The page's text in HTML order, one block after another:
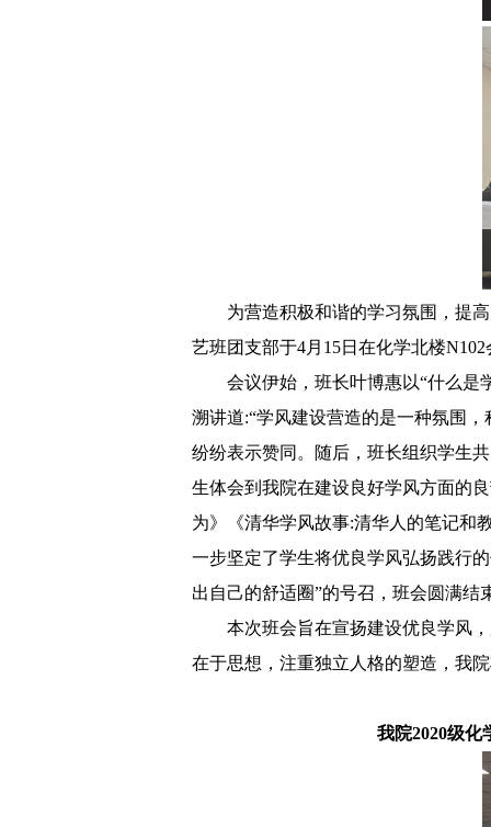
为营造积极和谐的学习氛围，提
艺班团支部于4月15日在化学北楼
会议伊始，班长叶博惠以“什么是
溯讲道:“学风建设营造的是一种氛围
纷纷表示赞同。随后，班长组织学生
生体会到我院在建设良好学风方面的
为》《清华学风故事:清华人的笔记和
一步坚定了学生将优良学风弘扬践行
出自己的舒适圈”的号召， 班会圆满结
本次班会旨在宣扬建设优良学风，
在于思想，注重独立人格的塑造， 我
我院2020级化